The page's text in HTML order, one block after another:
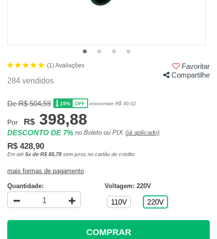
(1) Avaliações
Favoritar
284 vendidos
Compartilhe
De R$ 504,59 15% OFF economize R$ 30,02
Por R$ 398,88
DESCONTO DE 7% no Boleto ou PIX (já aplicado)
R$ 428,90
Em até 5x de R$ 85,78 sem juros no cartão de crédito
mais formas de pagamento
Quantidade: Voltagem: 220V
110V 220V
COMPRAR